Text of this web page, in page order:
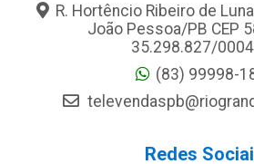
R. Hortêncio Ribeiro de
João Pessoa/PB CEP
35.298.827/
(83) 99998-
Redes